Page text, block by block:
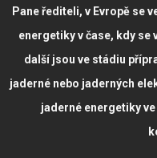
Pane řediteli, v Evropě se
energetiky v čase, kdy se
další jsou ve stádiu
jaderné nebo jaderných
jaderné energetiky